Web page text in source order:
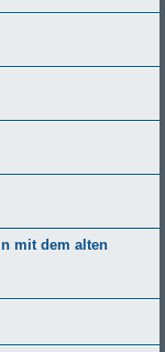
mit dem alten